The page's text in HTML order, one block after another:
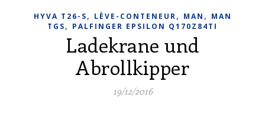
HYVA T26-S, LÈVE-CONTENEUR, MAN , MAN
TGS, PALFINGER EPSILON Q170Z84TI
Ladekrane und
Abrollkipper
19/12/2016